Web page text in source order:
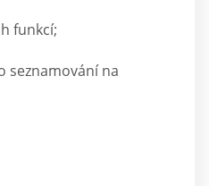
funkcí;
seznamování na